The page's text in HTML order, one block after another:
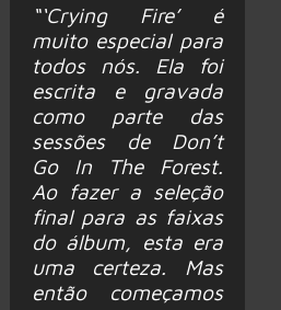
“‘Crying Fire’ é
muito especial para
todos nós. Ela foi
escrita e gravada
como parte das
sessões de Don’t
Go In The Forest.
Ao fazer a seleção
final para as faixas
do álbum, esta era
uma certeza. Mas
então começamos